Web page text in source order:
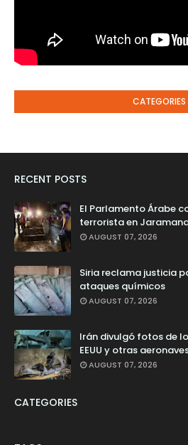
CATEGORIES
RECENT POSTS
El Parlamento Árabe
terrorista en
AUGUST 07, 2026
Siria reclama justicia
ataques químicos
AUGUST 07, 2026
Irán divulgó fotos de
EEUU y otras
AUGUST 07, 2026
CATEGORIES